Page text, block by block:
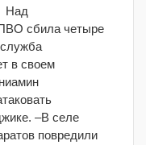
Над
сбила четыре
в своем
–В селе
повредили